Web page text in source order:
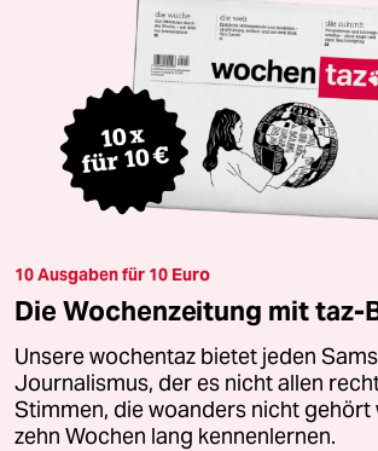
10 Ausgaben für 10 Euro
Die Wochenzeitung mit taz-
Unsere wochentaz bietet jeden
Journalismus, der es nicht allen
Stimmen, die woanders nicht gehört
zehn Wochen lang kennenlernen.